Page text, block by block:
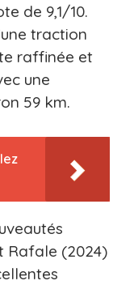
de 9,1/10.
traction
raffinée et
une
59 km.
Rafale (2024)